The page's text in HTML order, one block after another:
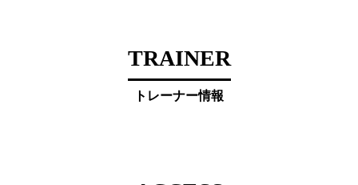
TRAINER
トレーナー情報